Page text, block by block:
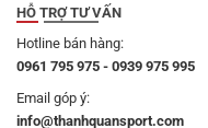
HỖ TRỢ TƯ VẤN
Hotline bán hàng:
0961 795 975 - 0939 975 995
Email góp ý:
info@thanhquansport.com